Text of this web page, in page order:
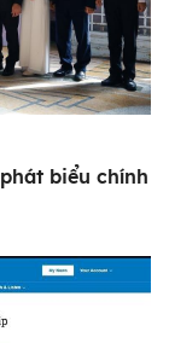
phát biểu chính